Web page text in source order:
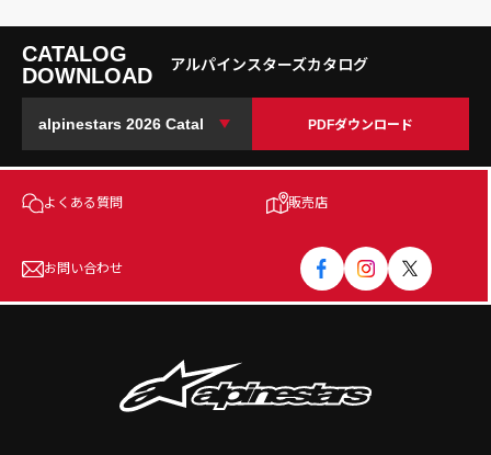
CATALOG
DOWNLOAD
アルパインスターズカタログ
PDFダウンロード
よくある質問 販売店
お問い合わせ